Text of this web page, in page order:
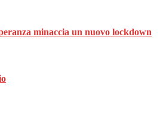
minaccia un nuovo lockdown